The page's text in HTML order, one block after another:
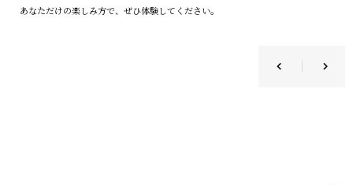
あなただけの楽しみ方で、ぜひ体験してください。